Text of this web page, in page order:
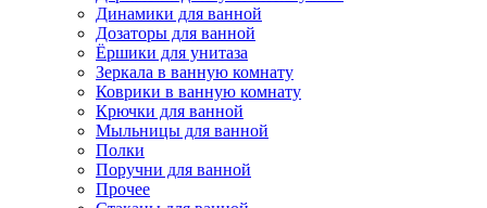
Динамики для ванной
Дозаторы для ванной
Ёршики для унитаза
Зеркала в ванную комнату
Коврики в ванную комнату
Крючки для ванной
Мыльницы для ванной
Полки
Поручни для ванной
Прочее